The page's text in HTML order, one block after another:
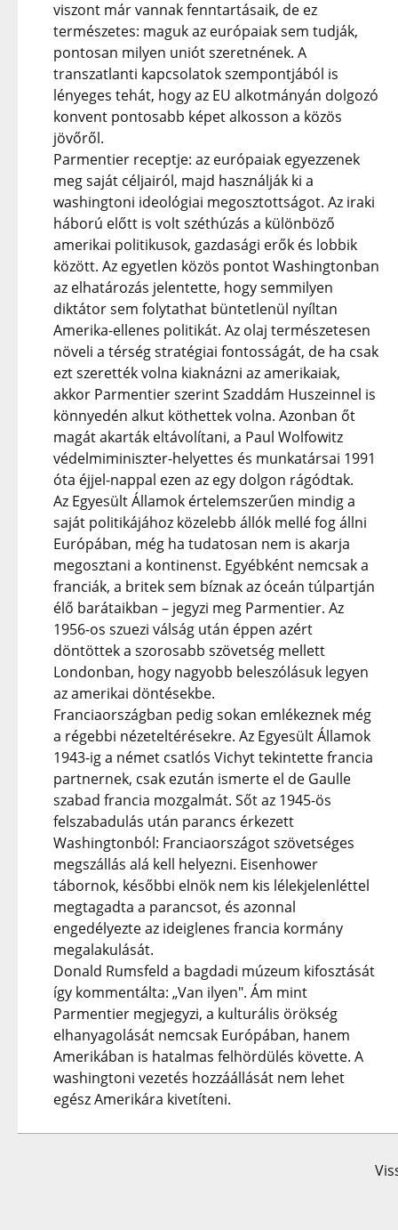
viszont már vannak fenntartásaik, de ez
természetes: maguk az európaiak sem tudják,
pontosan milyen uniót szeretnének. A
transzatlanti kapcsolatok szempontjából is
lényeges tehát, hogy az EU alkotmányán dolgozó
konvent pontosabb képet alkosson a közös
jövőről.
Parmentier receptje: az európaiak egyezzenek
meg saját céljairól, majd használják ki a
washingtoni ideológiai megosztottságot. Az iraki
háború előtt is volt széthúzás a különböző
amerikai politikusok, gazdasági erők és lobbik
között. Az egyetlen közös pontot Washingtonban
az elhatározás jelentette, hogy semmilyen
diktátor sem folytathat büntetlenül nyíltan
Amerika-ellenes politikát. Az olaj természetesen
növeli a térség stratégiai fontosságát, de ha csak
ezt szerették volna kiaknázni az amerikaiak,
akkor Parmentier szerint Szaddám Huszeinnel is
könnyedén alkut köthettek volna. Azonban őt
magát akarták eltávolítani, a Paul Wolfowitz
védelmiminiszter-helyettes és munkatársai 1991
óta éjjel-nappal ezen az egy dolgon rágódtak.
Az Egyesült Államok értelemszerűen mindig a
saját politikájához közelebb állók mellé fog állni
Európában, még ha tudatosan nem is akarja
megosztani a kontinenst. Egyébként nemcsak a
franciák, a britek sem bíznak az óceán túlpartján
élő barátaikban – jegyzi meg Parmentier. Az
1956-os szuezi válság után éppen azért
döntöttek a szorosabb szövetség mellett
Londonban, hogy nagyobb beleszólásuk legyen
az amerikai döntésekbe.
Franciaországban pedig sokan emlékeznek még
a régebbi nézeteltérésekre. Az Egyesült Államok
1943-ig a német csatlós Vichyt tekintette francia
partnernek, csak ezután ismerte el de Gaulle
szabad francia mozgalmát. Sőt az 1945-ös
felszabadulás után parancs érkezett
Washingtonból: Franciaországot szövetséges
megszállás alá kell helyezni. Eisenhower
tábornok, későbbi elnök nem kis lélekjelenléttel
megtagadta a parancsot, és azonnal
engedélyezte az ideiglenes francia kormány
megalakulását.
Donald Rumsfeld a bagdadi múzeum kifosztását
így kommentálta: „Van ilyen". Ám mint
Parmentier megjegyzi, a kulturális örökség
elhanyagolását nemcsak Európában, hanem
Amerikában is hatalmas felhördülés követte. A
washingtoni vezetés hozzáállását nem lehet
egész Amerikára kivetíteni.